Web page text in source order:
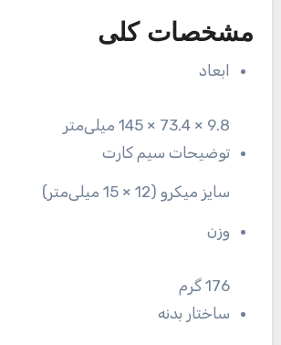
مشخصات کلی
ابعاد
9.8 × 73.4 × 145 میلی‌متر
توضیحات سیم کارت
سایز میکرو (12 × 15 میلی‌متر)
وزن
176 گرم
ساختار بدنه